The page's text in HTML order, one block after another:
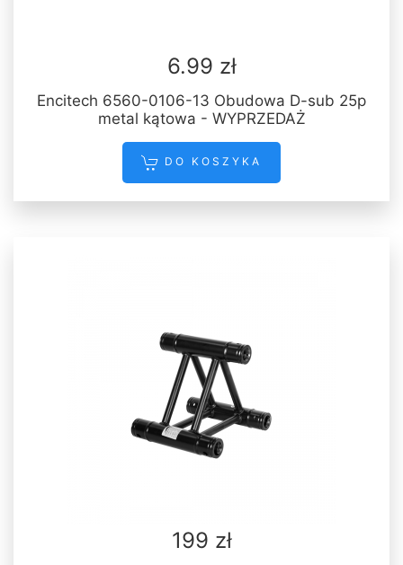
6.99 zł
Encitech 6560-0106-13 Obudowa D-sub 25p
metal kątowa - WYPRZEDAŻ
DO KOSZYKA
199 zł